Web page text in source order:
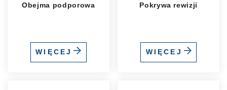
Obejma podporowa
WIĘCEJ
Pokrywa rewizji
WIĘCEJ